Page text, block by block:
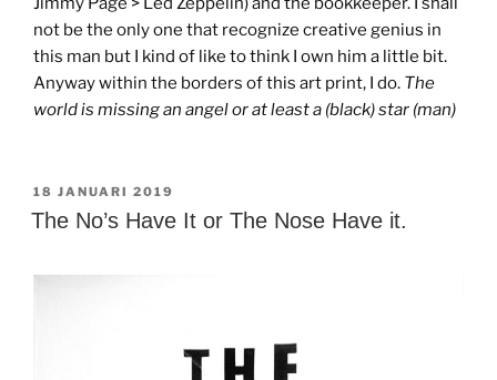
not be the only one that recognize creative genius in
this man but I kind of like to think I own him a little bit.
Anyway within the borders of this art print, I do. The
world is missing an angel or at least a (black) star (man)
GEPLAATST
OP
18 JANUARI 2019
The No’s Have It or The Nose Have it.